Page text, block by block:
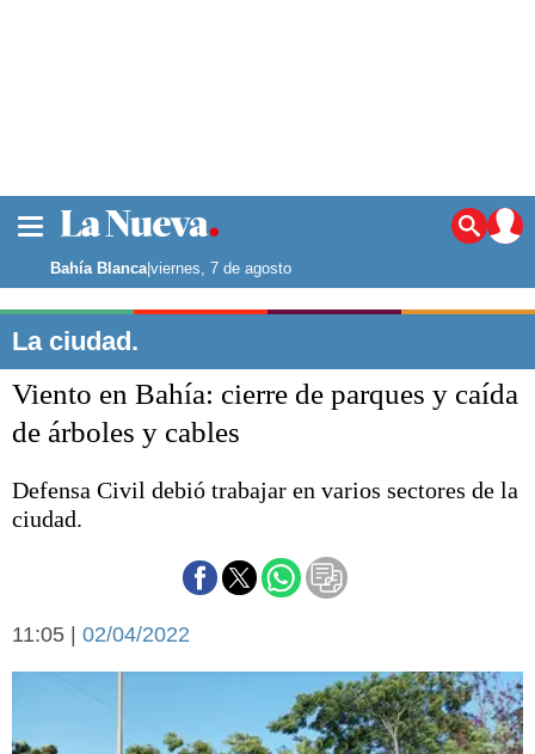
Noticias
La ciudad
Punta Alta
El mundo
Deportes
Escenario Olímpico
Fútbol
Cines
Economía y finanzas
Con el campo
Bahía Blanca|viernes, 7 de agosto
La ciudad.
Viento en Bahía: cierre de parques y caída
de árboles y cables
Defensa Civil debió trabajar en varios sectores de la
ciudad.
11:05 | 02/04/2022